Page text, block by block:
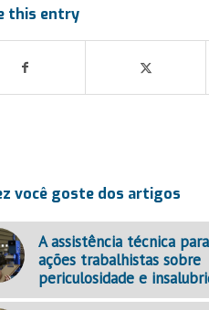
this entry
você goste dos artigos
A assistência técnica para
ações trabalhistas sobre
periculosidade e